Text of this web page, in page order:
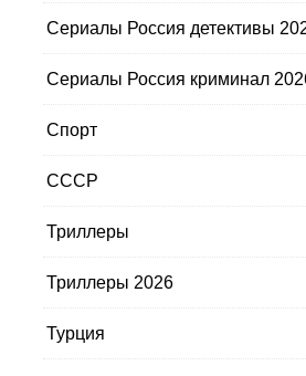
Сериалы Россия детективы
Сериалы Россия криминал
Спорт
СССР
Триллеры
Триллеры 2026
Турция